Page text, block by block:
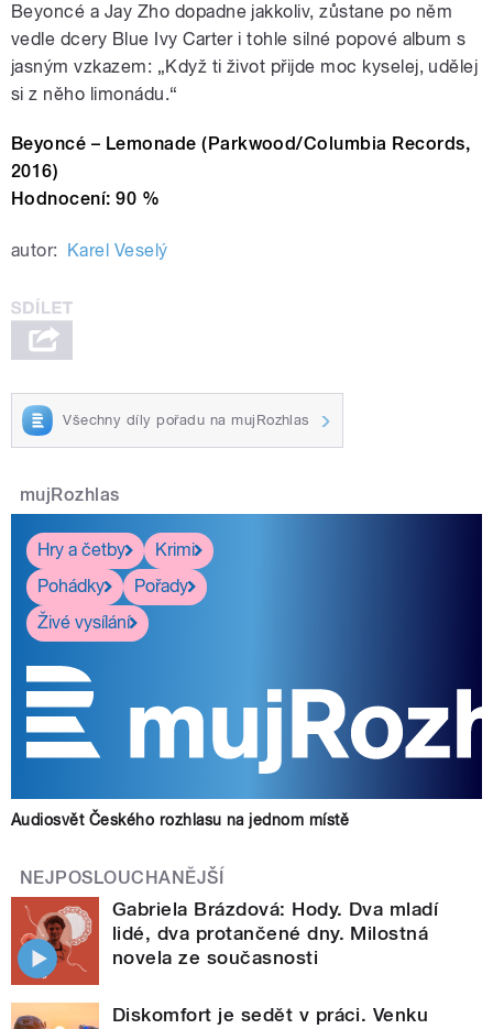
Beyoncé a Jay Zho dopadne jakkoliv, zůstane po něm
vedle dcery Blue Ivy Carter i tohle silné popové album s
jasným vzkazem: „Když ti život přijde moc kyselej, udělej
si z něho limonádu.“
Beyoncé – Lemonade (Parkwood/Columbia Records,
2016)
Hodnocení: 90 %
autor: Karel Veselý
Všechny díly pořadu na mujRozhlas
mujRozhlas
Hry a četby
Krimi
Pohádky
Pořady
Živé vysílání
Audiosvět Českého rozhlasu na jednom místě
NEJPOSLOUCHANĚJŠÍ
Gabriela Brázdová: Hody. Dva mladí
lidé, dva protančené dny. Milostná
novela ze současnosti
Diskomfort je sedět v práci. Venku